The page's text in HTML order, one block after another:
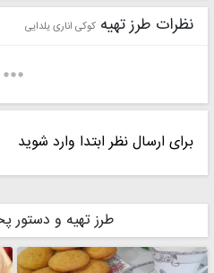
Arezoo 1360
نظرات طرز تهیه کوکی اناری یلدایی
برای ارسال نظر ابتدا وارد شوید
طرز تهیه و دستور